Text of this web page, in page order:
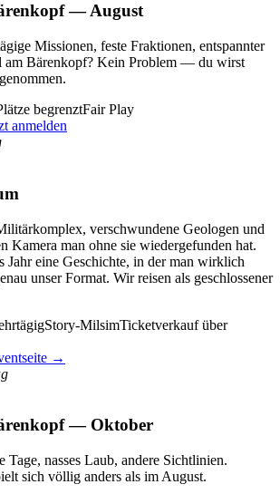
— August
Missionen, feste Fraktionen, entspannter
am Bärenkopf? Kein Problem — du wirst
begrenztFair Play
anmelden
verschwundene Geologen und
Kamera man ohne sie wiedergefunden hat.
Jahr eine Geschichte, in der man wirklich
unser Format. Wir reisen als geschlossener
Story-MilsimTicketverkauf über
→
— Oktober
Tage, nasses Laub, andere Sichtlinien.
sich völlig anders als im August.